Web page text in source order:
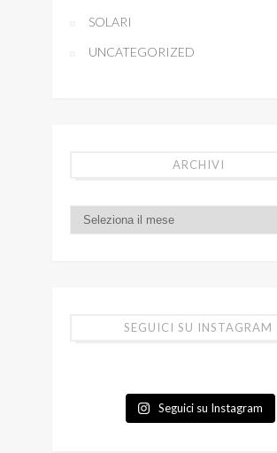
SOLARI
UNCATEGORIZED
ARCHIVI
SEGUICI SU INSTAGRAM
Seguici su Instagram